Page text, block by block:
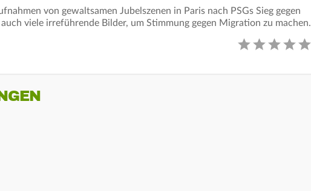
von gewaltsamen Jubelszenen in Paris nach PSGs Sieg gegen
viele irreführende Bilder, um Stimmung gegen Migration zu machen.